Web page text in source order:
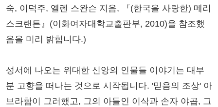
숙, 이덕주, 엘렌 스완슨 지음, 『(한국을 사랑한) 메리
스크랜튼』(이화여자대학교출판부, 2010)을 참조했
음을 미리 밝힙니다.)
성서에 나오는 위대한 신앙의 인물들 이야기는 대부
분 고향을 떠나는 것으로 시작됩니다. '믿음의 조상' 아
브라함이 그러했고, 그의 아들인 이삭과 손자 야곱, 그